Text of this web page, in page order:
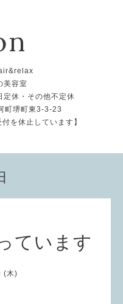
美容室
休・その他不定休
堺町東3-3-23
を休止しています】
ています
(木)